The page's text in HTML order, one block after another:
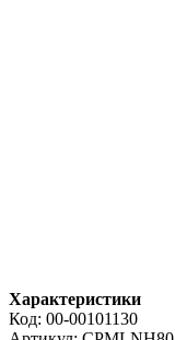
Характеристики
Код: 00-00101130